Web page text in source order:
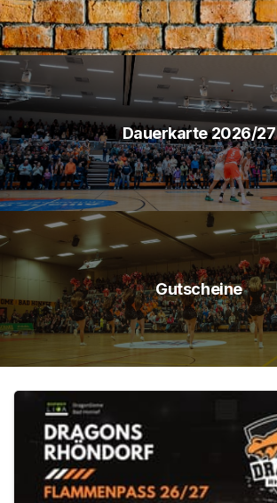
Dauerkarte 2026/27
Gutscheine